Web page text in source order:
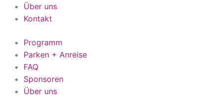
Über uns
Kontakt
Programm
Parken + Anreise
FAQ
Sponsoren
Über uns